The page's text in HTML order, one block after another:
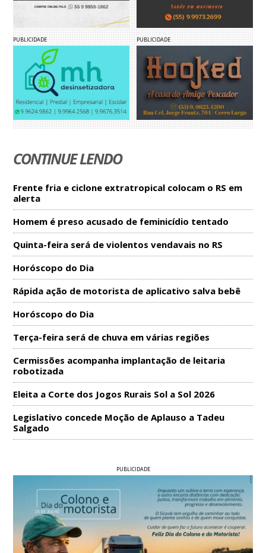
PUBLICIDADE PUBLICIDADE
CONTINUE LENDO
Frente fria e ciclone extratropical colocam o RS em
alerta
Homem é preso acusado de feminicídio tentado
Quinta-feira será de violentos vendavais no RS
Horóscopo do Dia
Rápida ação de motorista de aplicativo salva bebê
Horóscopo do Dia
Terça-feira será de chuva em várias regiões
Cermissões acompanha implantação de leitaria
robotizada
Eleita a Corte dos Jogos Rurais Sol a Sol 2026
Legislativo concede Moção de Aplauso a Tadeu
Salgado
PUBLICIDADE